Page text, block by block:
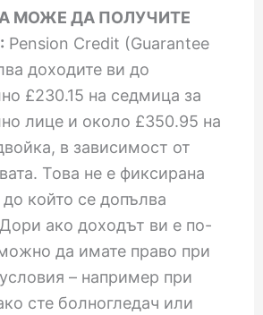
МОЖЕ ДА ПОЛУЧИТЕ
Pension Credit (Guarantee
доходите ви до
£230.15 на седмица за
лице и около £350.95 на
в зависимост от
Това не е фиксирана
до който се допълва
ако доходът ви е по-
да имате право при
– например при
сте болногледач или